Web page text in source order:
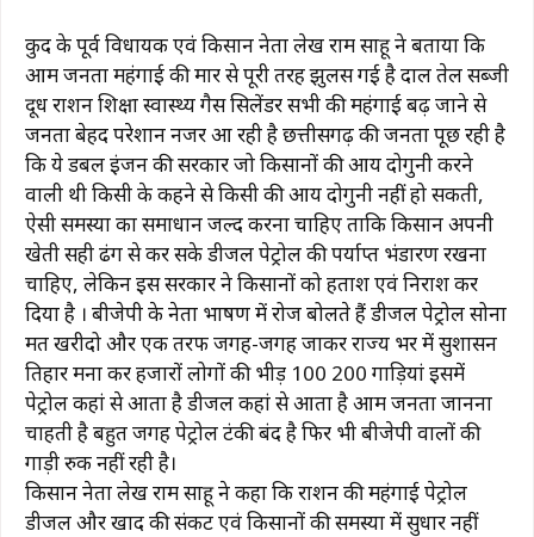
कुरूद के पूर्व विधायक एवं किसान नेता लेख राम साहू ने बताया कि
आम जनता महंगाई की मार से पूरी तरह झुलस गई है दाल तेल सब्जी
दूध राशन शिक्षा स्वास्थ्य गैस सिलेंडर सभी की महंगाई बढ़ जाने से
जनता बेहद परेशान नजर आ रही है छत्तीसगढ़ की जनता पूछ रही है
कि ये डबल इंजन की सरकार जो किसानों की आय दोगुनी करने
वाली थी किसी के कहने से किसी की आय दोगुनी नहीं हो सकती,
ऐसी समस्या का समाधान जल्द करना चाहिए ताकि किसान अपनी
खेती सही ढंग से कर सके डीजल पेट्रोल की पर्याप्त भंडारण रखना
चाहिए, लेकिन इस सरकार ने किसानों को हताश एवं निराश कर
दिया है । बीजेपी के नेता भाषण में रोज बोलते हैं डीजल पेट्रोल सोना
मत खरीदो और एक तरफ जगह-जगह जाकर राज्य भर में सुशासन
तिहार मना कर हजारों लोगों की भीड़ 100 200 गाड़ियां इसमें
पेट्रोल कहां से आता है डीजल कहां से आता है आम जनता जानना
चाहती है बहुत जगह पेट्रोल टंकी बंद है फिर भी बीजेपी वालों की
गाड़ी रुक नहीं रही है।
किसान नेता लेख राम साहू ने कहा कि राशन की महंगाई पेट्रोल
डीजल और खाद की संकट एवं किसानों की समस्या में सुधार नहीं